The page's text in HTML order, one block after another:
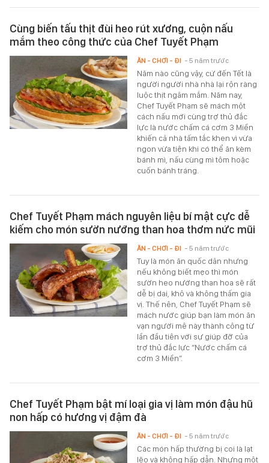
Cùng biến tấu thịt đùi heo rút xương, cuộn nấu
mắm theo công thức của Chef Tuyết Phạm
Năm nào cũng vậy, cứ đến Tết là
người người nhà nhà lại rộn ràng
luộc thịt ngâm mắm. Năm nay,
Chef Tuyết Phạm sẽ mách một
cách nấu mới cùng trợ thủ đắc
lực là nước chấm cá cơm 3 Miền
khiến cả nhà tấm tắc khen vì vừa
ngon vừa tiện khi có thể ăn kèm
bánh mì, nấu cùng mì tôm hoặc
cuốn bánh tráng.
ĂN - CHƠI - ĐI - 5 năm trước
Chef Tuyết Phạm mách nguyên liệu bí mật cực dễ
kiếm cho món sườn nướng than hoa thơm nức mũi
Tuy là món ăn quốc dân nhưng
nếu không biết mẹo thì món
sườn heo nướng than hoa sẽ rất
dễ bị dai, khô và không thấm gia
vị. Thế nên, Chef Tuyết Phạm sẽ
mách nước giúp bạn làm món ăn
vạn người mê này thành công từ
lần đầu tiên với sự giúp đỡ của
trợ thủ đắc lực “Nước chấm cá
cơm 3 Miền”.
ĂN - CHƠI - ĐI - 5 năm trước
Chef Tuyết Phạm bật mí loại gia vị làm món đậu hũ
non hấp có hương vị đậm đà
Các món hấp thường bị coi là lạt
lẽo và không hấp dẫn. Nhưng một
ĂN - CHƠI - ĐI - 5 năm trước